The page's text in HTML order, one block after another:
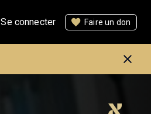
Se connecter Faire un don